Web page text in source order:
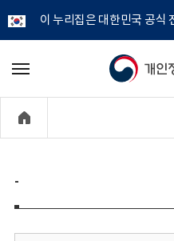
이 누리집은 대한민국 공식
개
정
보
메
기
-